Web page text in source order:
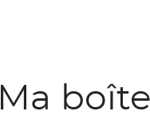
Ma boîte